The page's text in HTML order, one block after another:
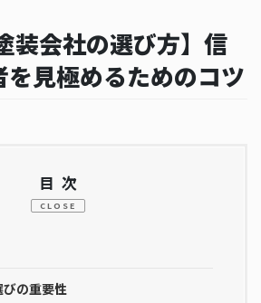
装会社の選び方】信
見極めるためのコツ
目次
CLOSE
の重要性